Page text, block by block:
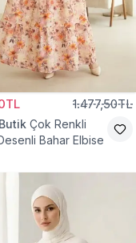
1.477,50TL
Çok Renkli
Bahar Elbise